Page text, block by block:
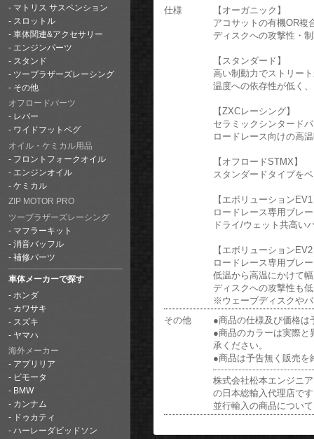
マトリス サスペンション
スロットル
車体関連&アクセサリー
エンジンパーツ
スタンド
ツーブラザーズレーシング
その他
オフロードパーツ
レバー
ワイドフットペグ
オイル・ケミカル用品
フロントフォークオイル
エンジンオイル
ケミカル
ZIP MOTOR PRO
ツーブラザーズレーシング
マフラーキット
消音バッフル
補修パーツ
車体メーカーで探す
ホンダ
カワサキ
スズキ
ヤマハ
海外メーカー
アプリリア
ビモータ
BMW
カンナム
ドゥカティ
ハーレーダビッドソン
仕様
【オーガニック】
アコサットの有機OR複
ディスクへの攻撃性・
【スタンダード】
高い制動力でストリー
温度への依存性が低く
【ZXCレーシング】
セラミックシンタード
ロードレース向けの高
【オフロードSTMX】
スタンダードタイプを
【エボリューション
ロードレース専用ブレ
ドライ/ウェット共高い
【エボリューション
ロードレース専用ブレ
低温から高温にかけて
ディスクへの攻撃性も
※ウェーブディスクや
その他
●商品の仕様及び価格は
●商品のカラーは実際と
承ください。
●商品は予告無く販売を
株式会社松本エンジニ
の日本総輸入代理店で
並行輸入の商品につい